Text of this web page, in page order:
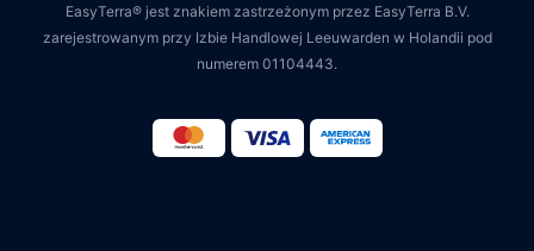
EasyTerra® jest znakiem zastrzeżonym przez EasyTerra B.V.
zarejestrowanym przy Izbie Handlowej Leeuwarden w Holandii pod
numerem 01104443.